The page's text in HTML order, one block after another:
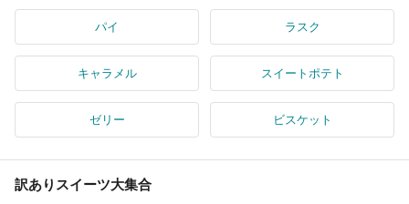
パイ ラスク
キャラメル スイートポテト
ゼリー ビスケット
訳ありスイーツ大集合